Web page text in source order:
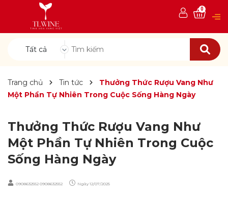
Tất cả
0
Trang chủ Tin tức
Thưởng Thức Rượu Vang Như
Một Phần Tự Nhiên Trong Cuộc Sống Hàng Ngày
Thưởng Thức Rượu Vang Như
Một Phần Tự Nhiên Trong Cuộc
Sống Hàng Ngày
0908632552 0908632552 Ngày 12/07/2025